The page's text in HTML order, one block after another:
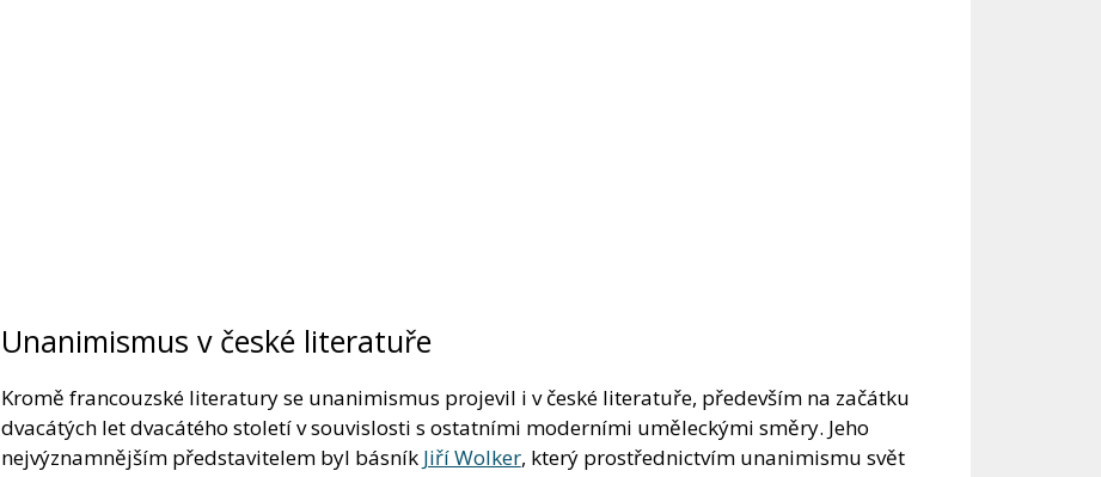
Unanimismus v české literatuře
Kromě francouzské literatury se unanimismus projevil i v české literatuře, především na začátku
dvacátých let dvacátého století v souvislosti s ostatními moderními uměleckými směry. Jeho
nejvýznamnějším představitelem byl básník Jiří Wolker, který prostřednictvím unanimismu svět